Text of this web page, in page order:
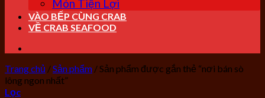
Món Tiện Lợi
VÀO BẾP CÙNG CRAB
VỀ CRAB SEAFOOD
Trang chủ /Sản phẩm /Sản phẩm được gắn thẻ “nơi bán sò
lông ngon nhất”
Lọc